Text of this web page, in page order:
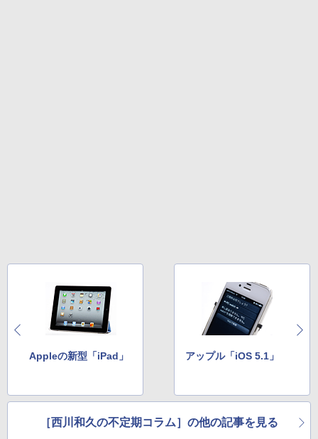
Appleの新型「iPad」 アップル「iOS 5.1」
［西川和久の不定期コラム］の他の記事を見る